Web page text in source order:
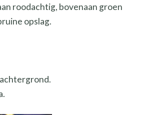
roodachtig, bovenaan groen
opslag.